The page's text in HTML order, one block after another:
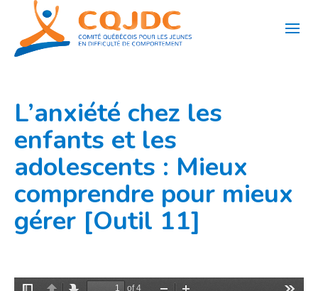
contenu
L’anxiété chez les
enfants et les
adolescents : Mieux
comprendre pour mieux
gérer [Outil 11]